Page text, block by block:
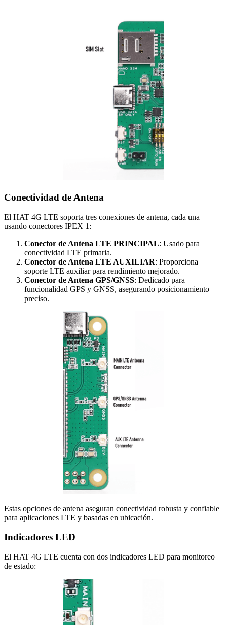
Conectividad de Antena
El HAT 4G LTE soporta tres conexiones de antena, cada una
usando conectores IPEX 1:
Conector de Antena LTE PRINCIPAL: Usado para
conectividad LTE primaria.
Conector de Antena LTE AUXILIAR: Proporciona
soporte LTE auxiliar para rendimiento mejorado.
Conector de Antena GPS/GNSS: Dedicado para
funcionalidad GPS y GNSS, asegurando posicionamiento
preciso.
Estas opciones de antena aseguran conectividad robusta y confiable
para aplicaciones LTE y basadas en ubicación.
Indicadores LED
El HAT 4G LTE cuenta con dos indicadores LED para monitoreo
de estado: